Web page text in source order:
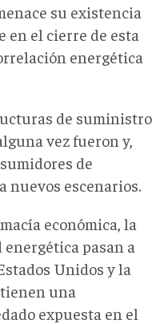
su existencia
en el cierre de esta
energética
de suministro
vez fueron y,
de
nuevos escenarios.
económica, la
pasan a
Unidos y la
una
expuesta en el